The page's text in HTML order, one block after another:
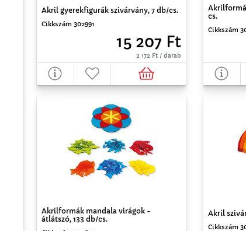
Akril gyerekfigurák szivárvány, 7 db/cs.
Cikkszám 302991
15 207 Ft
2 172 Ft / darab
cs.
Cikkszám
Akrilformák mandala virágok -
átlátszó, 133 db/cs.
Akril
Cikkszám